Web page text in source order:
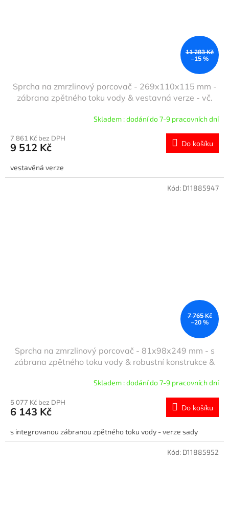
11 283 Kč
–15 %
Sprcha na zmrzlinový porcovač - 269x110x115 mm -
zábrana zpětného toku vody & vestavná verze - vč.
odklepávacího profilu & odkapávacího držáku na
Skladem : dodání do 7-9 pracovních dní
7 861 Kč bez DPH
9 512 Kč Do košíku
vestavěná verze
7 765 Kč
–20 %
Sprcha na zmrzlinový porcovač - 81x98x249 mm - s
zábrana zpětného toku vody & robustní konstrukce &
Skladem : dodání do 7-9 pracovních dní
5 077 Kč bez DPH
6 143 Kč Do košíku
s integrovanou zábranou zpětného toku vody - verze sady
Kód: D11885947
Kód: D11885952